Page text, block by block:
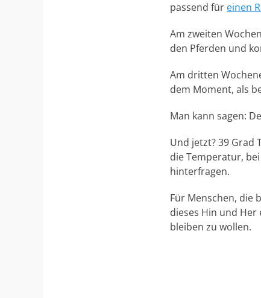
passend für einen
Am zweiten
den Pferden und
Am dritten
dem Moment, als
Man kann sagen:
Und jetzt? 39 Grad
die Temperatur,
hinterfragen.
Für Menschen, die
dieses Hin und
bleiben zu wollen.